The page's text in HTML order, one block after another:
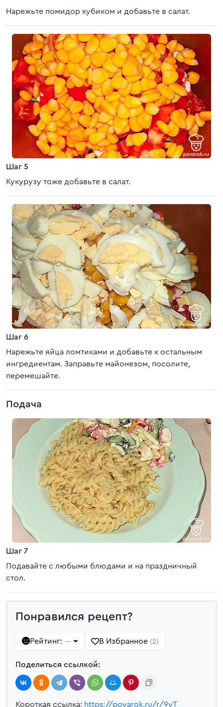
Нарежьте помидор кубиком и добавьте в салат.
Шаг 5
Кукурузу тоже добавьте в салат.
Шаг 6
Нарежьте яйца ломтиками и добавьте к остальным
ингредиентам. Заправьте майонезом, посолите,
перемешайте.
Подача
Шаг 7
Подавайте с любыми блюдами и на праздничный
стол.
Понравился рецепт?
Рейтинг: — В Избранное (2)
Поделиться ссылкой:
Короткая ссылка: https://povarok.ru/r/9yT